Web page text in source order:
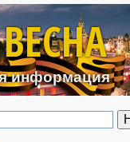
к основному
информация